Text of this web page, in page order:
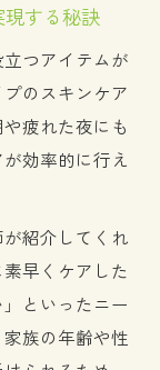
する秘訣
つアイテムが
のスキンケア
疲れた夜にも
効率的に行え
紹介してくれ
早くケアした
といったニー
族の年齢や性